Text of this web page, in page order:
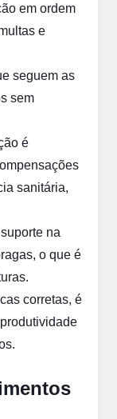
em ordem
e
seguem as
sem
é
sanitária,
na
o que é
corretas, é